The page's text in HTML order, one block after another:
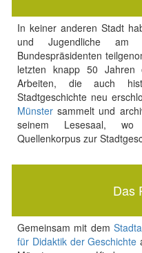
In keiner anderen Stadt
und Jugendliche am
Bundespräsidenten
letzten knapp 50 Jahren
Arbeiten, die auch
Stadtgeschichte neu
Münstersammelt und
seinem Lesesaal,
Quellenkorpus zur
Das
Gemeinsam mit dem
für Didaktik der Geschichte